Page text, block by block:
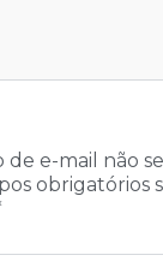
e-mail não
obrigatórios